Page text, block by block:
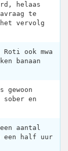
helaas
te
vervolg
Roti ook mwa
banaan
en
aantal
een half uur